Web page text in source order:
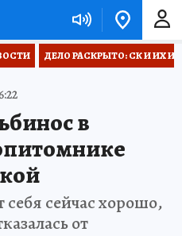
ДЕЛО РАСКРЫТО: СК И ИХ
в
себя сейчас хорошо,
от